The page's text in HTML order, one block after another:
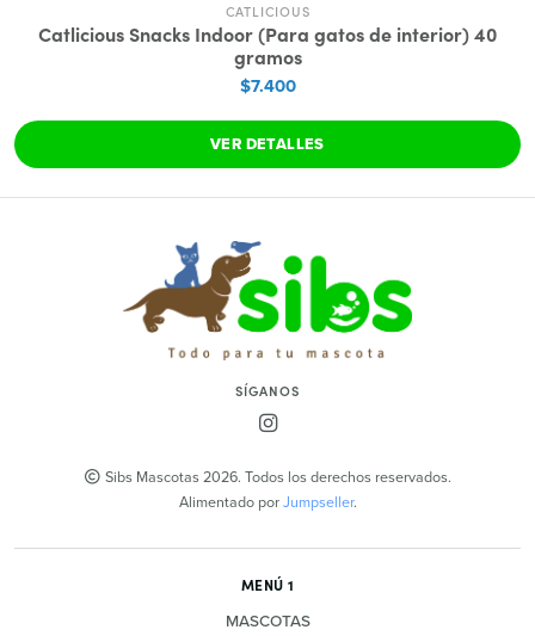
CATLICIOUS
Catlicious Snacks Indoor (Para gatos de interior) 40
gramos
$7.400
VER DETALLES
SÍGANOS
Sibs Mascotas 2026. Todos los derechos reservados.
Alimentado porJumpseller.
MENÚ 1
MASCOTAS